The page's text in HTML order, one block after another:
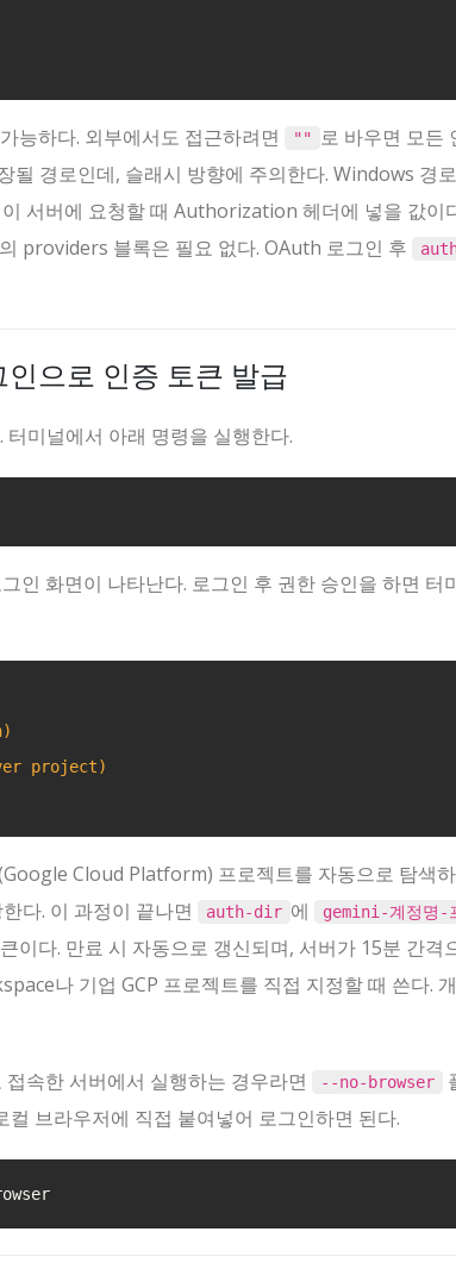
능하다. 외부에서도 접근하려면 "" 로 바우면 모든
될 경로인데, 슬래시 방향에 주의한다. Windows 경
서버에 요청할 때 Authorization 헤더에 넣을 값이
providers 블록은 필요 없다. OAuth 로그인 후
으로 인증 토큰 발급
미널에서 아래 명령을 실행한다.
인 화면이 나타난다. 로그인 후 권한 승인을 하면 터
project)
Cloud Platform) 프로젝트를 자동으로 탐색
다. 이 과정이 끝나면 auth-dir 에
gemini-계정명-
이다. 만료 시 자동으로 갱신되며, 서버가 15분 간격
나 기업 GCP 프로젝트를 직접 지정할 때 쓴다.
속한 서버에서 실행하는 경우라면 --no-browser
브라우저에 직접 붙여넣어 로그인하면 된다.